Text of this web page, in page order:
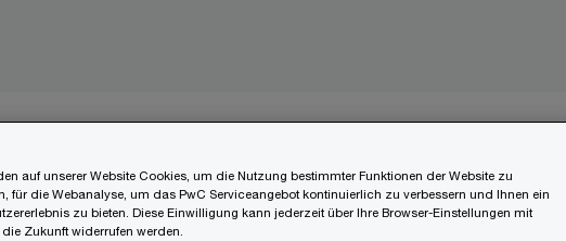
ist laufenden Änderungen unterworfen – nicht zuletzt
des IASB. Unternehmen stehen daher immer
zur Auslegung und praktischen Umsetzung.
auf unserer Website Cookies, um die Nutzung bestimmter Funktionen der Website zu
für die Webanalyse, um das PwC Serviceangebot kontinuierlich zu verbessern und Ihnen ein
zu bieten. Diese Einwilligung kann jederzeit über Ihre Browser-Einstellungen mit
Zukunft widerrufen werden.